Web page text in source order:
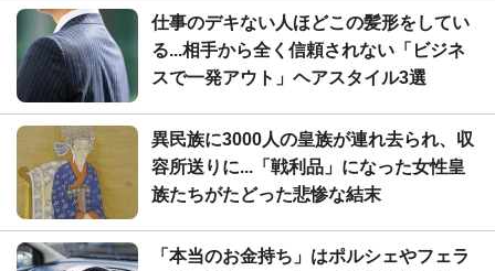
仕事のデキない人ほどこの髪形をしてい
る...相手から全く信頼されない「ビジネ
スで一発アウト」ヘアスタイル3選
異民族に3000人の皇族が連れ去られ、収
容所送りに...「戦利品」になった女性皇
族たちがたどった悲惨な結末
「本当のお金持ち」はポルシェやフェラ